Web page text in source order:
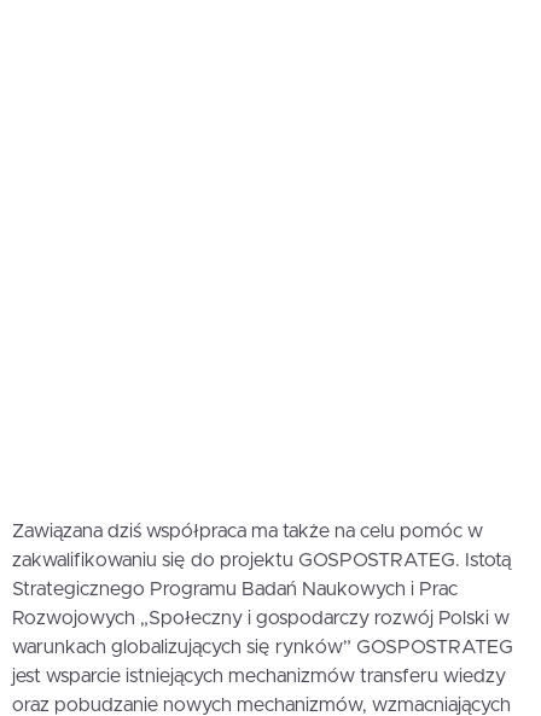
Zawiązana dziś współpraca ma także na celu pomóc w
zakwalifikowaniu się do projektu GOSPOSTRATEG. Istotą
Strategicznego Programu Badań Naukowych i Prac
Rozwojowych „Społeczny i gospodarczy rozwój Polski w
warunkach globalizujących się rynków” GOSPOSTRATEG
jest wsparcie istniejących mechanizmów transferu wiedzy
oraz pobudzanie nowych mechanizmów, wzmacniających